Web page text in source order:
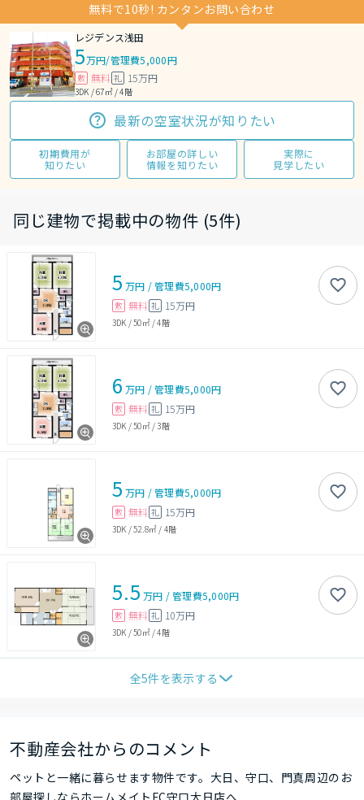
無料で10秒! カンタンお問い合わせ
レジデンス浅田
5万円/管理費5,000円
敷 無料 礼 15万円
3DK / 67㎡ / 4階
最新の空室状況が知りたい
初期費用が
知りたい
お部屋の詳しい
情報を知りたい
実際に
見学したい
同じ建物で掲載中の物件 (5件)
5 万円 /管理費5,000円
敷 無料 礼 15万円
3DK /50㎡/4階
6 万円 /管理費5,000円
敷 無料 礼 15万円
3DK /50㎡/3階
5 万円 /管理費5,000円
敷 無料 礼 15万円
3DK /52.8㎡ / 4階
5.5 万円 /管理費5,000円
敷 無料 礼 10万円
3DK /50㎡/4階
全5件を表示する
不動産会社からのコメント
ペットと一緒に暮らせます物件です。大日、守口、門真周辺のお
部屋探しならホームメイトFC守口大日店へ